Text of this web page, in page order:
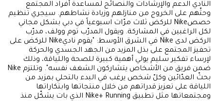
النادي الدعم والإرشادات والنصائح لمساعدة أفراد المجتمع
وحثّهم على الخروج من منازلهم وزيادة نشاطهم. سيجري تنظيم
حصصNike للركض ثلاث مرّات اسبوعياً في دبي بشكل مجاني
لكل الراغبين في المشاركة. ويقول المدرّب توم وولف، مدرّب
الركض لدى Nike في الشرق الأوسط: "يقوم ناديNike للركض على
تحفيز المجتمع على بذل المزيد من الجهد الجسدي والحركة
لإرساء تفكير سليم يولي أهمية كبيرة للصحة واللياقة، وذلك
ضمن فريق من الأشخاص يتشاركون الشغف نفسه". وتلتزم Nike
بحثّ العدّائين وكلّ شخص يرغب في البدء بالتحلي بمزيد من
اللياقة على تعزيز قدراتهم من خلال منتجاتها وابتكاراتها
ومجتمعاتها مثل تطبيق Nike+ Running الذي بات يشكّل منذ